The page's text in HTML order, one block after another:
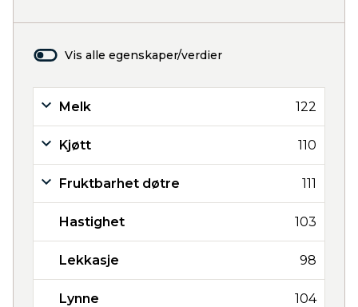
Vis alle egenskaper/verdier
Melk 122
Kjøtt 110
Fruktbarhet døtre 111
Hastighet 103
Lekkasje 98
Lynne 104